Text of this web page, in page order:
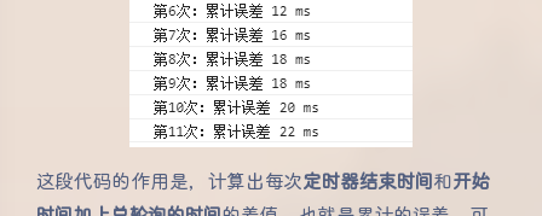
这段代码的作用是，计算出每次定时器结束时间 和开始